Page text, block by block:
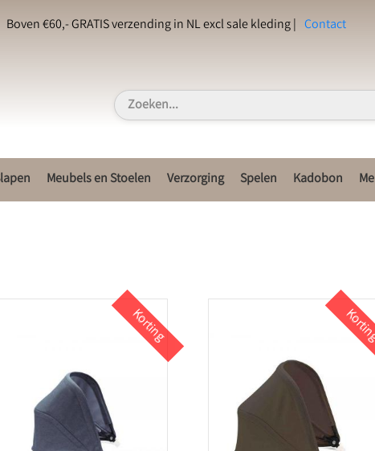
Boven €60,- GRATIS verzending in NL excl sale kleding | Contact
Meubels en Stoelen Verzorging Spelen Kadobon
Korting